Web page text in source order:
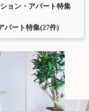
ョン・アパート特集
パート特集(27件)